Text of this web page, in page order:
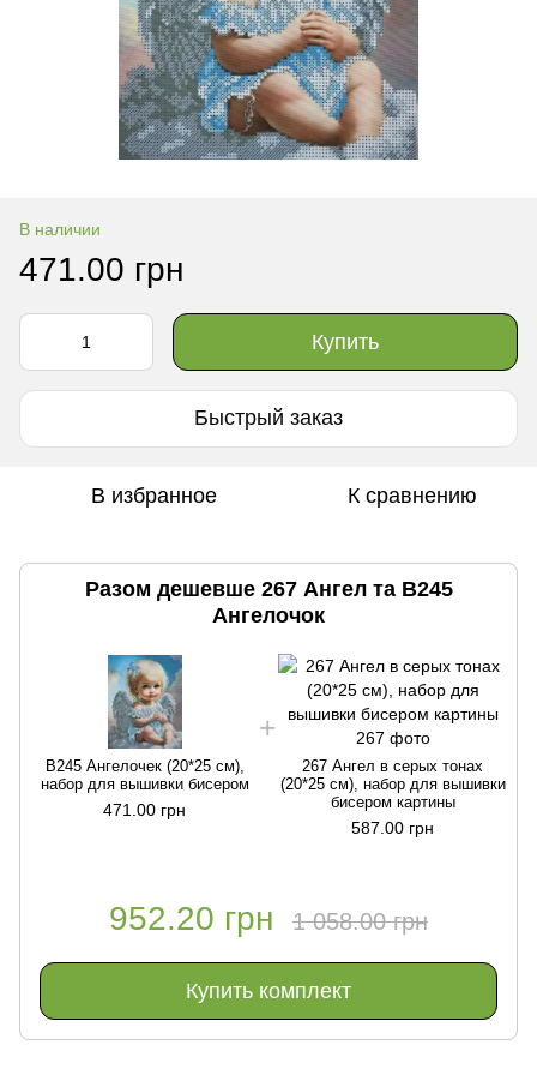
В наличии
471.00 грн
Купить
Быстрый заказ
В избранное К сравнению
Разом дешевше 267 Ангел та В245
Ангелочок
В245 Ангелочек (20*25 см),
набор для вышивки бисером
471.00 грн
267 Ангел в серых тонах
(20*25 см), набор для вышивки
бисером картины
587.00 грн
952.20 грн 1 058.00 грн
Купить комплект